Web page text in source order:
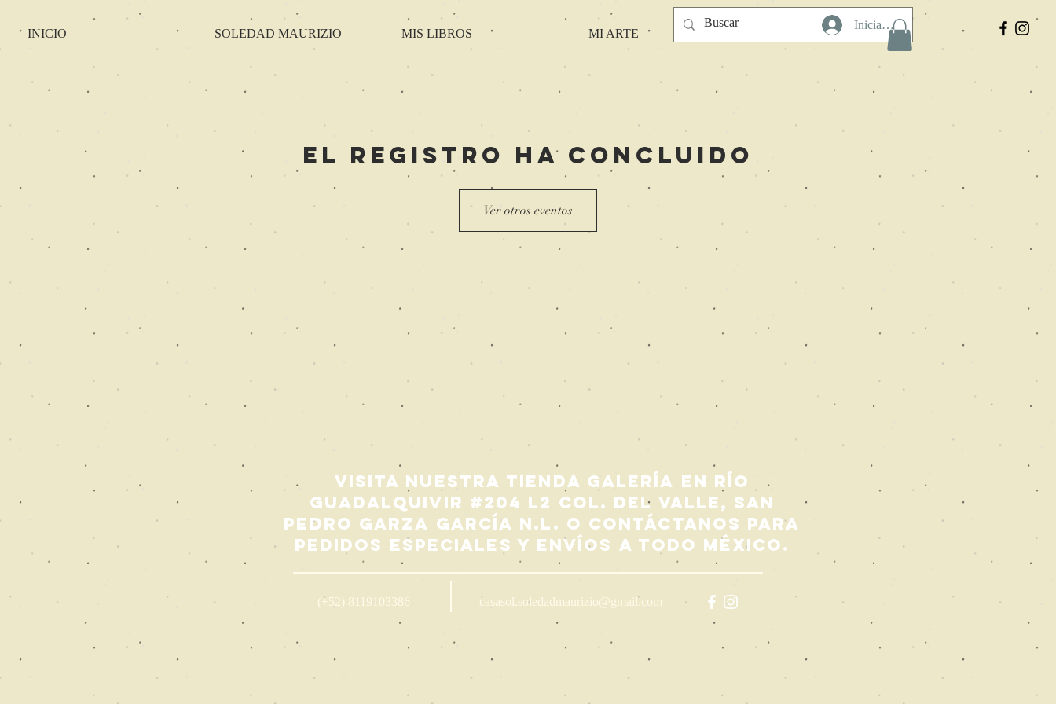
INICIO SOLEDAD MAURIZIO MIS LIBROS MI ARTE
Iniciar sesión
El registro ha concluido
Ver otros eventos
Visita nuestra Tienda Galería en Río
Guadalquivir #204 L2 Col. Del Valle, San
Pedro Garza García N.L. o contáctanos para
pedidos especiales y envíos a todo México.
(+52) 8119103386 casasol.soledadmaurizio@gmail.com